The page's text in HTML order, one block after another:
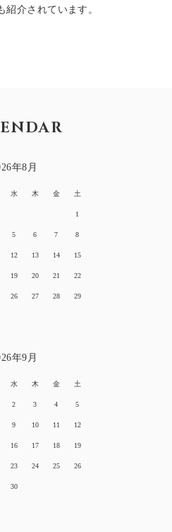
紹介されています。
年8月
水 木 金 土
1
5 6 7 8
12 13 14 15
19 20 21 22
26 27 28 29
年9月
水 木 金 土
2 3 4 5
9 10 11 12
16 17 18 19
23 24 25 26
30